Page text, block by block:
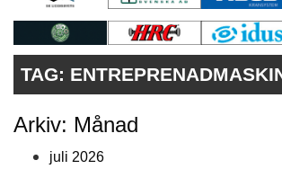
VÅRA ANDRA MAGASIN
PRENUMERERA
ANNONSERA
TAG:
Arkiv: Månad
juli 2026